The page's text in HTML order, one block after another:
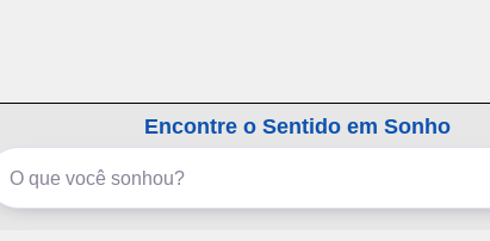
Encontre o Sentido em Sonho